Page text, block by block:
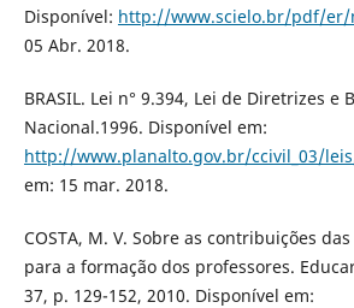
Disponível: http://www.scielo.br/pdf/er/
05 Abr. 2018.
BRASIL. Lei n° 9.394, Lei de Diretrizes e
Nacional.1996. Disponível em:
http://www.planalto.gov.br/ccivil_03/
em: 15 mar. 2018.
COSTA, M. V. Sobre as contribuições
para a formação dos professores.
37, p. 129-152, 2010. Disponível em: